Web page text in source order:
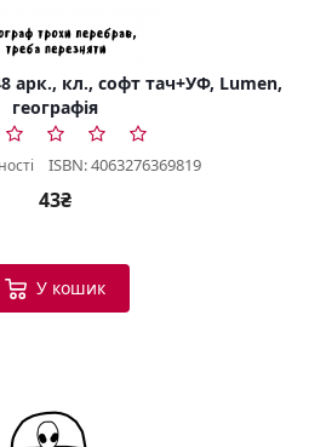
арк., кл., софт тач+УФ, Lumen,
географія
ISBN: 4063276369819
43₴
У кошик